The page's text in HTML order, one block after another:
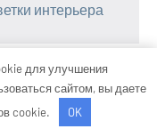
интерьера
для улучшения
сайтом, вы даете
cookie.
OK